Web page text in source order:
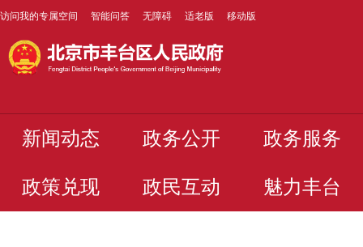
访问我的专属空间 智能问答 无障碍 适老版 移动版
新闻动态 政务公开 政务服务
政策兑现 政民互动 魅力丰台